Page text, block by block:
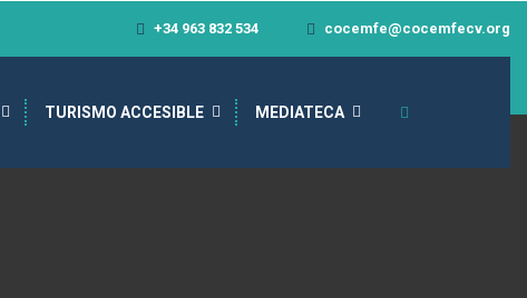
+34 963 832 534 cocemfe@cocemfecv.org
TURISMO ACCESIBLE MEDIATECA